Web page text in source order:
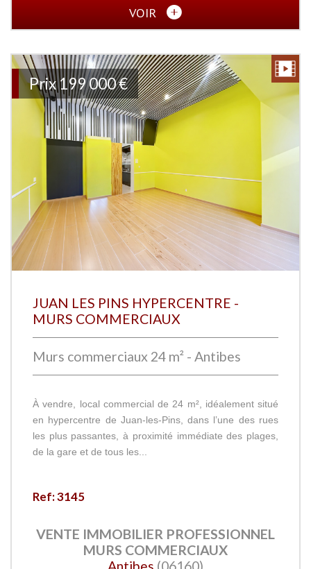
VOIR
Prix199 000 €
JUAN LES PINS HYPERCENTRE -
MURS COMMERCIAUX
Murs commerciaux 24 m² - Antibes
À vendre, local commercial de 24 m², idéalement situé
en hypercentre de Juan-les-Pins, dans l’une des rues
les plus passantes, à proximité immédiate des plages,
de la gare et de tous les...
Ref: 3145
VENTE IMMOBILIER PROFESSIONNEL
MURS COMMERCIAUX
Antibes (06160)